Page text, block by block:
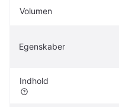
Volumen
Egenskaber
Indhold